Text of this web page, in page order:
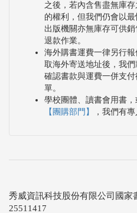
之後，若內含售盡無庫
的權利，但我們仍會以
出版機關亦無庫存可供
退款作業。
海外購書運費一律另行
取海外寄送地址後，我們
確認書款與運費一併支
單。
學校團體、讀書會用書
【團購部門】
，我們有
秀威資訊科技股份有限公司國
25511417